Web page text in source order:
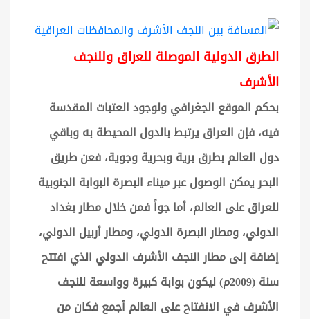
الطرق الدولية الموصلة للعراق وللنجف
الأشرف
بحكم الموقع الجغرافي ولوجود العتبات المقدسة
فيه، فإن العراق يرتبط بالدول المحيطة به وباقي
دول العالم بطرق برية وبحرية وجوية، فعن طريق
البحر يمكن الوصول عبر ميناء البصرة البوابة الجنوبية
للعراق على العالم، أما جواً فمن خلال مطار بغداد
الدولي، ومطار البصرة الدولي، ومطار أربيل الدولي،
إضافة إلى مطار النجف الأشرف الدولي الذي افتتح
سنة (2009م) ليكون بوابة كبيرة وواسعة للنجف
الأشرف في الانفتاح على العالم أجمع فكان من